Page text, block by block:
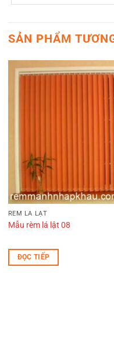
SẢN PHẨM
RÈM LÁ LẬT
Mẫu rèm lá lật 08
ĐỌC TIẾP